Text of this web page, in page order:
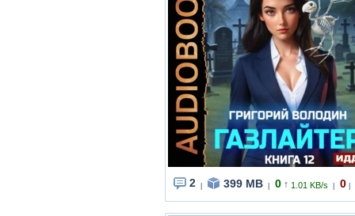
2 399 MB 0 ↑ 1.01 KB/s 0